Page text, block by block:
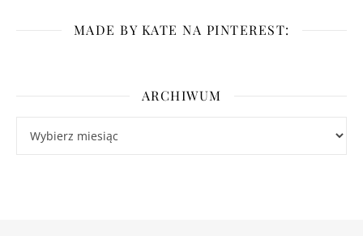
MADE BY KATE NA PINTEREST:
ARCHIWUM